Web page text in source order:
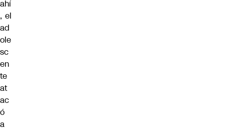
ahí
, el
ad
ole
sc
en
te
at
ac
ó
a